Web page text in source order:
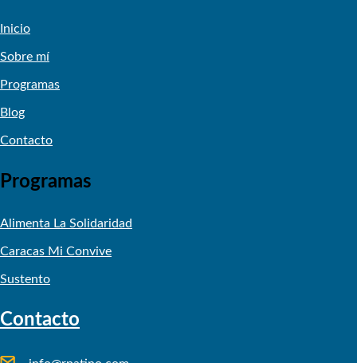
Inicio
Sobre mí
Programas
Blog
Contacto
Programas
Alimenta La Solidaridad
Caracas Mi Convive
Sustento
Contacto